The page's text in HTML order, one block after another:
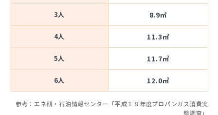
3人 8.9㎥
4人 11.3㎥
5人 11.7㎥
6人 12.0㎥
参考：エネ研・石油情報センター「平成１８年度プロパンガス消費実
態調査」